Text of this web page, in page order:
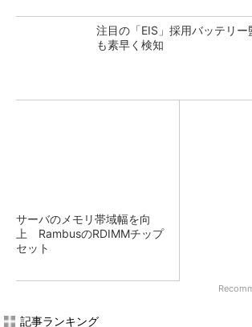
注目の「EIS」採用バッテリー
も素早く検知
サーバのメモリ帯域幅を向
上 RambusのRDIMMチップ
セット
記事ランキング